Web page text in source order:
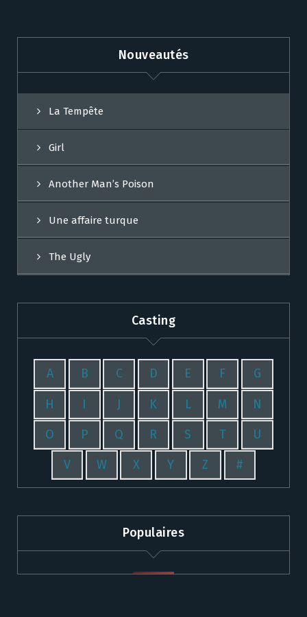
Nouveautés
La Tempête
Girl
Another Man’s Poison
Une affaire turque
The Ugly
Casting
A B C D E F G
H I J K L M N
O P Q R S T U
V W X Y Z #
Populaires